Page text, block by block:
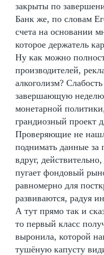
закрыты по
Банк же, по словам
счета на основании
которое держатель
Ну как можно
производителей,
алкоголизм?
завершающую
монетарной
грандиозный проект
Проверяющие не
поднимать данные за
вдруг,
пугает фондовый
равномерно для
развиваются, радуя
А тут прямо так и
то первый класс
выронила, которой
тушёную капусту